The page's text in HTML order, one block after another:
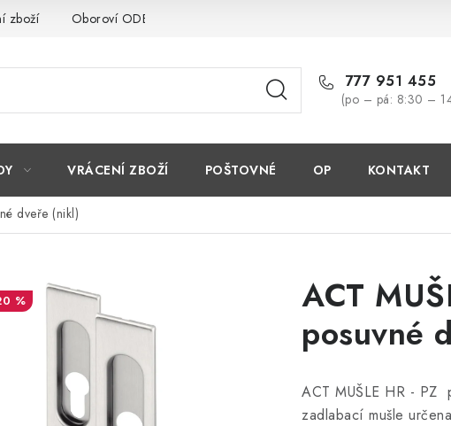
zboží Oboroví ODBORNÍCI
777 951 455
(po – pá: 8:30 –
VRÁCENÍ ZBOŽÍ POŠTOVNÉ OP KONTAKT
dveře (nikl)
ACT
posuvné
ACT MUŠLE HR -
zadlabací mušle
%